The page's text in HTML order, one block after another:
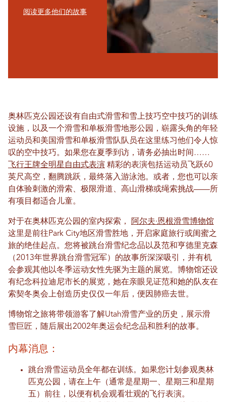
阅读更多他们的故事
奥林匹克公园还设有自由式滑雪和雪上技巧空中技巧的训练
设施，以及一个滑雪和单板滑雪地形公园，崭露头角的年轻
运动员和美国滑雪和单板滑雪队队员在这里练习他们令人惊
叹的空中技巧。如果您在夏季到访，请务必抽出时间……
飞行王牌全明星自由式表演 精彩的表演包括运动员飞跃60
英尺高空，翻腾跳跃，最终落入游泳池。或者，您也可以亲
自体验刺激的滑索、极限滑道、高山滑梯或绳索挑战——所
有项目都适合儿童。
对于在奥林匹克公园的室内探索，
阿尔夫·恩根滑雪博物馆
这里是前往Park City地区滑雪胜地，开启家庭旅行或闺蜜之
旅的绝佳起点。您将被跳台滑雪纪念品以及范和亨德里克森
（2013年世界跳台滑雪冠军）的故事所深深吸引，并有机
会参观其他以冬季运动女性先驱为主题的展览。博物馆还设
有纪念科拉迪尼市长的展览，她在亲眼见证范和她的队友在
索契冬奥会上创造历史仅仅一年后，便因肺癌去世。
博物馆之旅将带领游客了解Utah滑雪产业的历史，展示滑
雪巨匠，随后展出2002年奥运会纪念品和胜利的故事。
内幕消息：
跳台滑雪运动员全年都在训练。如果您计划参观奥林
匹克公园，请在上午（通常是星期一、星期三和星期
五）前往，以便有机会观看壮观的飞行表演。